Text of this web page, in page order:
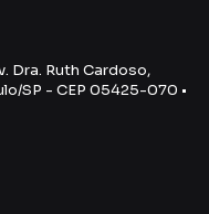
Dra. Ruth Cardoso,
SP - CEP 05425-070 •